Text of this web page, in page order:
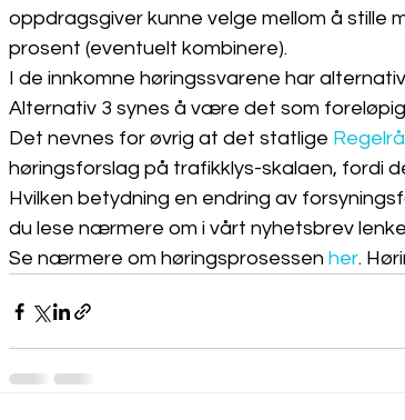
oppdragsgiver kunne velge mellom å stille
prosent (eventuelt kombinere).
I de innkomne høringssvarene har
Alternativ 3 synes å være det som
Det nevnes for øvrig at det statlige
høringsforslag på trafikklys-skalaen, fordi
Hvilken betydning en endring av
du lese nærmere om i vårt nyhetsbrev
Se nærmere om høringsprosessen her.